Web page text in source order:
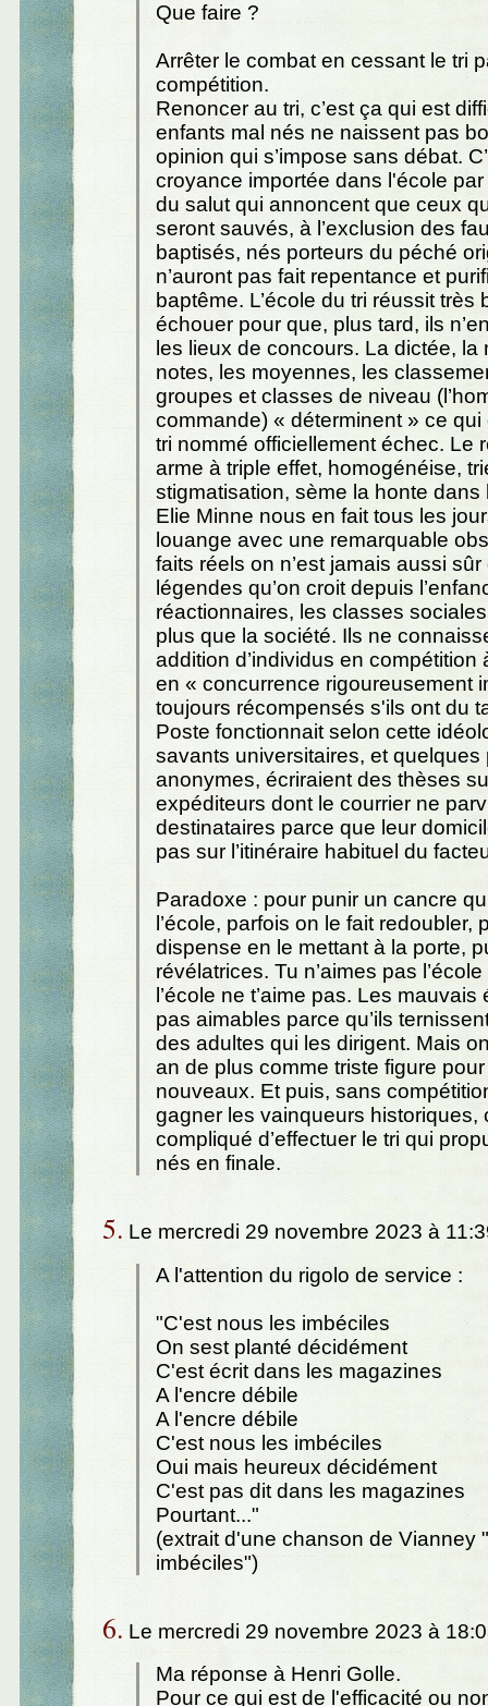
Que faire ?
Arrêter le combat en cessant le tri
compétition.
Renoncer au tri, c’est ça qui est
enfants mal nés ne naissent pas
opinion qui s’impose sans débat.
croyance importée dans l'école
du salut qui annoncent que ceux
seront sauvés, à l’exclusion des
baptisés, nés porteurs du péché
n’auront pas fait repentance et
baptême. L’école du tri réussit très
échouer pour que, plus tard, ils
les lieux de concours. La dictée, la
notes, les moyennes, les
groupes et classes de niveau
commande) « déterminent » ce qui
tri nommé officiellement échec. Le
arme à triple effet, homogénéise,
stigmatisation, sème la honte dans
Elie Minne nous en fait tous les
louange avec une remarquable
faits réels on n’est jamais aussi
légendes qu’on croit depuis
réactionnaires, les classes
plus que la société. Ils ne
addition d’individus en compétition
en « concurrence rigoureusement
toujours récompensés s'ils ont du
Poste fonctionnait selon cette
savants universitaires, et quelques
anonymes, écriraient des thèses
expéditeurs dont le courrier ne
destinataires parce que leur
pas sur l’itinéraire habituel du
Paradoxe : pour punir un cancre
l’école, parfois on le fait redoubler,
dispense en le mettant à la porte,
révélatrices. Tu n’aimes pas
l’école ne t’aime pas. Les
pas aimables parce qu’ils
des adultes qui les dirigent. Mais
an de plus comme triste figure
nouveaux. Et puis, sans
gagner les vainqueurs historiques,
compliqué d’effectuer le tri qui
nés en finale.
5. Le mercredi 29 novembre 2023 à
A l'attention du rigolo de service :
"C'est nous les imbéciles
On sest planté décidément
C'est écrit dans les magazines
A l'encre débile
A l'encre débile
C'est nous les imbéciles
Oui mais heureux décidément
C'est pas dit dans les magazines
Pourtant..."
(extrait d'une chanson de Vianney
imbéciles")
6. Le mercredi 29 novembre 2023 à
Ma réponse à Henri Golle.
Pour ce qui est de l'efficacité ou